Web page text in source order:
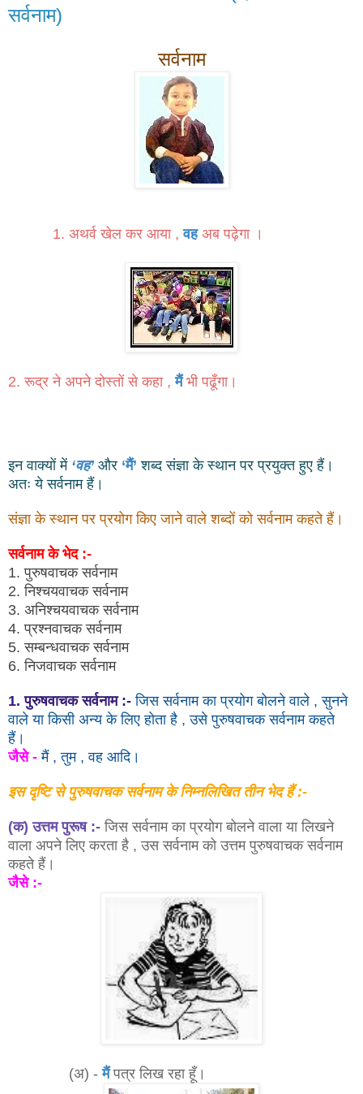
सर्वनाम)
सर्वनाम
1. अथर्व खेल कर आया , वह अब पढ़ेगा ।
2.रूद्र ने अपने दोस्तों से कहा , मैंभी पढूँगा।
इन वाक्यों में ‘वह’और ‘मैं’ शब्द संज्ञा के स्थान पर प्रयुक्त हुए हैं।
अतः ये सर्वनाम हैं।
संज्ञा के स्थान पर प्रयोग किए जाने वाले शब्दों को सर्वनाम कहते हैं।
सर्वनाम के भेद :-
1. पुरुषवाचक सर्वनाम
2. निश्चयवाचक सर्वनाम
3. अनिश्चयवाचक सर्वनाम
4. प्रश्नवाचक सर्वनाम
5. सम्बन्धवाचक सर्वनाम
6. निजवाचक सर्वनाम
1. पुरुषवाचक सर्वनाम :- जिस सर्वनाम का प्रयोग बोलने वाले , सुनने
वाले या किसी अन्य के लिए होता है , उसे पुरुषवाचक सर्वनाम कहते
हैं।
जैसे - मैं , तुम , वह आदि।
इस दृष्टि से पुरुषवाचक सर्वनाम के निम्नलिखित तीन भेद हैं :-
(क) उत्तम पुरूष :- जिस सर्वनाम का प्रयोग बोलने वाला या लिखने
वाला अपने लिए करता है , उस सर्वनाम को उत्तम पुरुषवाचक सर्वनाम
कहते हैं।
जैसे :-
(अ) -मैंपत्र लिख रहा हूँ।